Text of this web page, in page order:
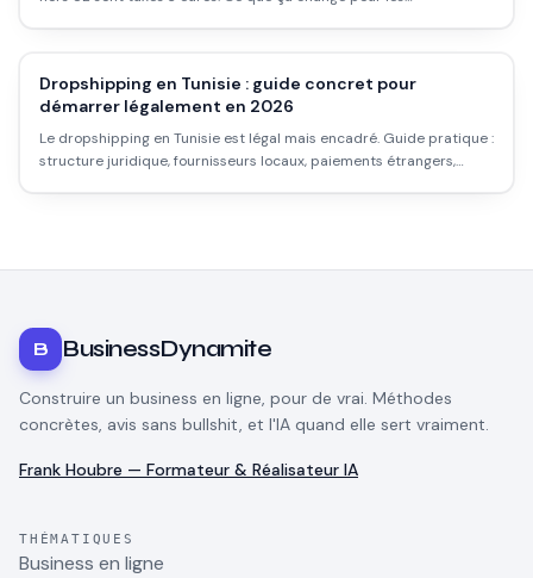
Dropshipping en Tunisie : guide concret pour
démarrer légalement en 2026
Le dropshipping en Tunisie est légal mais encadré. Guide pratique :
structure juridique, fournisseurs locaux, paiements étrangers,
B BusinessDynamite
Construire un business en ligne, pour de vrai. Méthodes
concrètes, avis sans bullshit, et l'IA quand elle sert vraiment.
Frank Houbre — Formateur & Réalisateur IA
THÉMATIQUES
Business en ligne